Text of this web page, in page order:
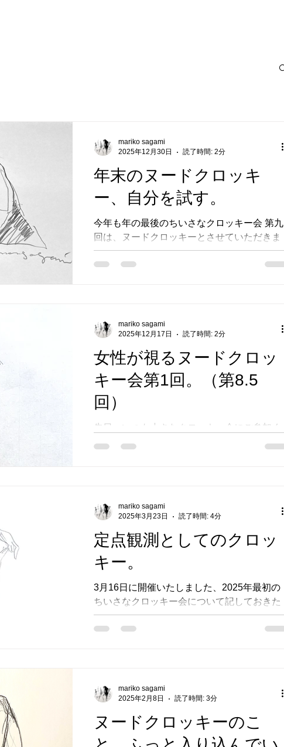
年末のヌードクロッキ
ー、自分を試す。
今年も年の最後のちいさなクロッキー会 第九
回は、ヌードクロッキーとさせていただきま
した。一年間少しずつでも積み重ねたクロッ
キーのトレーニング。2025年の総まとめとし
きたいか、作品にどう反映させることができ
たか、私はそんなことを考えながら復習のよ
うにモデルに向かい、描き始めました。
ma.sagami この場所では、手取り足取りはあ
りませんが、そういうのが苦手な方々が、自
分の鍛錬のために集まる場として存在できた
ことがありがたく、参加者の皆さまに感謝し
いたしますので、御覧ください。 それぞれの
名前からリンクに飛べますので、ぜひフォロ
M.sasaki S.kimura Quenta Y.fujino Mackey
Chie MI-yo S.N Junich
mariko sagami
2025年12月30日
読了時間: 2分
女性が視るヌードクロッ
キー会第1回。（第8.5
回）
先日、いつも小さなクロッキー会にご参加く
ださっている女性にお声をかけて、知人のモ
を持って、ヌードの女性を女性の視点で描い
女性だからという性別上の違いというより、
微力ながら、それぞれの役割に忙しい女性作
家の応援をしたいというのがそもそも私の中
にあって、参加者さんのお子様のお預かりも
一緒にさせていただきました。そしてできる
あること、ちいさな私の思いを少しずつ成長
だ、私の力では写真の整理ができなかっ
会は私を含めて5名、ということで、まずこち
らから記事を公開いたします。肉体を物体と
mariko sagami
2025年12月17日
読了時間: 2分
定点観測としてのクロッ
キー。
3月16日に開催いたしました、2025年最初の
ちいさなクロッキー会について記しておきた
いと思います。第六回目となります今回は、
参加メンバーからリピートの声が上がった前
mariko sagami
2025年3月23日
読了時間: 4分
ヌードクロッキーのこ
mariko sagami
2025年2月8日
読了時間: 3分